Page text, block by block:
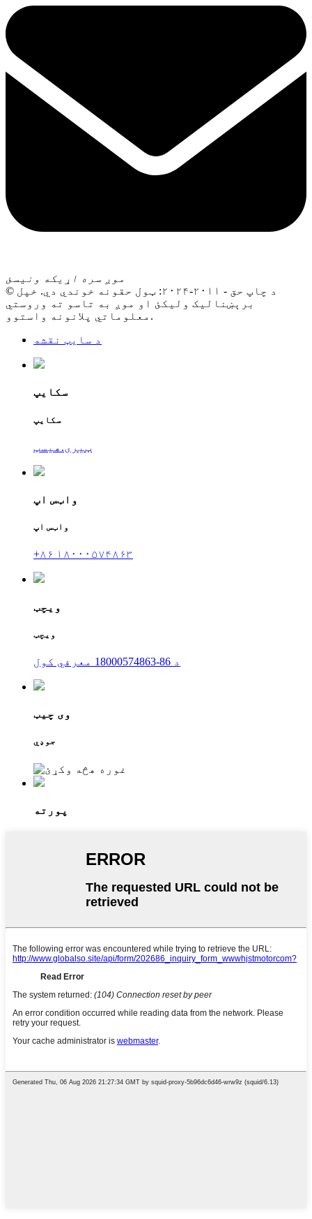
موږ سره اړیکه ونیسئ
© د چاپ حق - ۲۰۱۱-۲۰۲۴: ټول حقونه خوندي دي. خپل
برېښنالیک ولیکئ او موږ به تاسو ته وروستي
معلوماتي پلانونه واستوو.
د سایټ نقشه
سکایپ
سکایپ
ټیری.هیسټ
واټس اپ
واټس اپ
+۸۶ ۱۸۰۰۰۵۷۴۸۶۳
ویچټ
ویچټ
د 86-18000574863 معرفي کول
وی چیټ
جوډي
پورته